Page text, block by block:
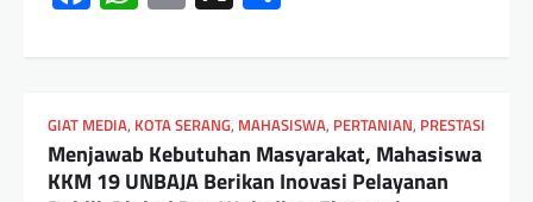
GIAT MEDIA, KOTA SERANG, MAHASISWA, PERTANIAN, PRESTASI
Menjawab Kebutuhan Masyarakat, Mahasiswa
KKM 19 UNBAJA Berikan Inovasi Pelayanan